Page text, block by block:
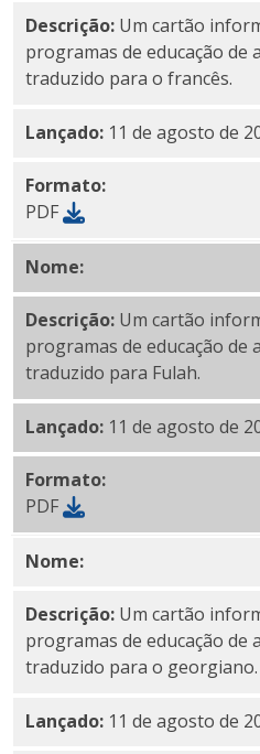
Descrição: Um cartão
programas de educação de
traduzido para o francês.
Lançado: 11 de agosto de
Formato:
PDF
Nome:PDF completo
Descrição: Um cartão
programas de educação de
traduzido para Fulah.
Lançado: 11 de agosto de
Formato:
PDF
Nome:PDF georgiano
Descrição: Um cartão
programas de educação de
traduzido para o georgiano.
Lançado: 11 de agosto de